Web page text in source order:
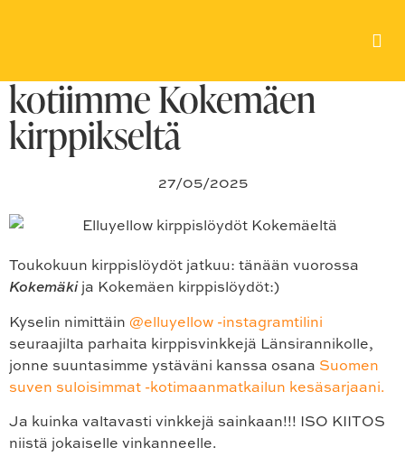
kotiimme Kokemäen
kirppikseltä
27/05/2025
Toukokuun kirppislöydöt jatkuu: tänään vuorossa
Kokemäkija Kokemäen kirppislöydöt:)
Kyselin nimittäin @elluyellow -instagramtilini
seuraajilta parhaita kirppisvinkkejä Länsirannikolle,
jonne suuntasimme ystäväni kanssa osana Suomen
suven suloisimmat -kotimaanmatkailun kesäsarjaani.
Ja kuinka valtavasti vinkkejä sainkaan!!! ISO KIITOS
niistä jokaiselle vinkanneelle.